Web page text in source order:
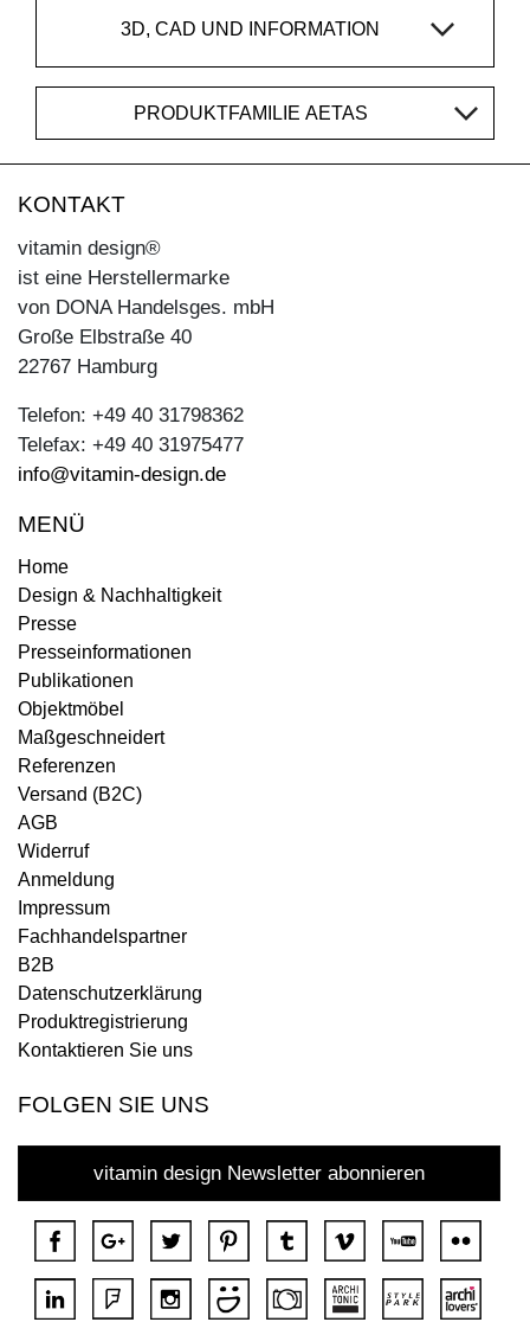
3D, CAD UND INFORMATION
PRODUKTFAMILIE AETAS
KONTAKT
vitamin design®
ist eine Herstellermarke
von DONA Handelsges. mbH
Große Elbstraße 40
22767 Hamburg
Telefon: +49 40 31798362
Telefax: +49 40 31975477
info@vitamin-design.de
MENÜ
Home
Design & Nachhaltigkeit
Presse
Presseinformationen
Publikationen
Objektmöbel
Maßgeschneidert
Referenzen
Versand (B2C)
AGB
Widerruf
Anmeldung
Impressum
Fachhandelspartner
B2B
Datenschutzerklärung
Produktregistrierung
Kontaktieren Sie uns
FOLGEN SIE UNS
vitamin design Newsletter abonnieren